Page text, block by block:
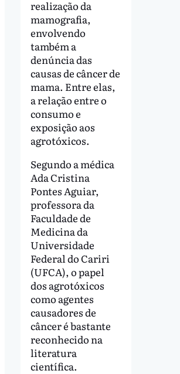
realização da
mamografia,
envolvendo
também a
denúncia das
causas de câncer de
mama. Entre elas,
a relação entre o
consumo e
exposição aos
agrotóxicos.
Segundo a médica
Ada Cristina
Pontes Aguiar,
professora da
Faculdade de
Medicina da
Universidade
Federal do Cariri
(UFCA), o papel
dos agrotóxicos
como agentes
causadores de
câncer é bastante
reconhecido na
literatura
científica.